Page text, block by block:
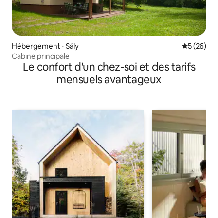
Hébergement ⋅ Sály
5 (26)
Cabine principale
Le confort d'un chez-soi et des tarifs
mensuels avantageux